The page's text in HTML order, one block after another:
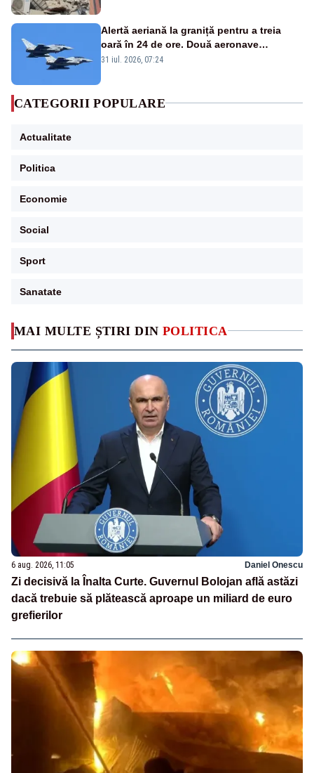
MAI MULTE ȘTIRI DIN POLITICA
6 aug. 2026, 11:05 Daniel Onescu
Zi decisivă la Înalta Curte. Guvernul Bolojan află astăzi
dacă trebuie să plătească aproape un miliard de euro
grefierilor
Alertă aeriană la graniță pentru a treia
oară în 24 de ore. Două aeronave
Eurofighter britanice au fost ridicate de la
31 iul. 2026, 07:24
CATEGORII POPULARE
Actualitate
Politica
Economie
Social
Sport
Sanatate